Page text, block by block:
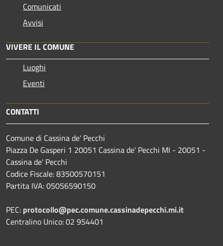
Comunicati
Avvisi
VIVERE IL COMUNE
Luoghi
Eventi
CONTATTI
Comune di Cassina de' Pecchi
Piazza De Gasperi 1 20051 Cassina de' Pecchi MI - 20051 -
Cassina de' Pecchi
Codice Fiscale: 83500570151
Partita IVA: 05056590150
PEC: protocollo@pec.comune.cassinadepecchi.mi.it
Centralino Unico: 02 954401